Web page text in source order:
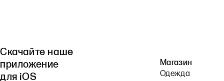
Скачайте наше
приложение
для iOS
Магазин
Одежда